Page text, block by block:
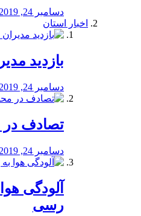
دسامبر 24, 2019
اخبار استان
بازدید
دسامبر 24, 2019
تصادف در
دسامبر 24, 2019
آلودگی
رسی